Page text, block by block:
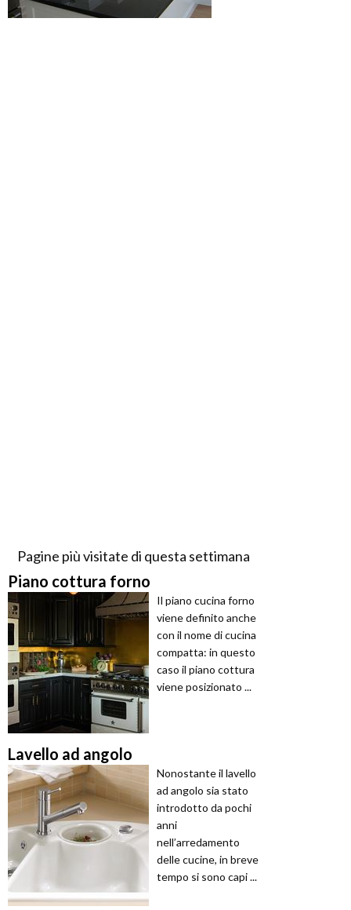
Pagine più visitate di questa settimana
Piano cottura forno
Il piano cucina forno
viene definito anche
con il nome di cucina
compatta: in questo
caso il piano cottura
viene posizionato ...
Lavello ad angolo
Nonostante il lavello
ad angolo sia stato
introdotto da pochi
anni
nell’arredamento
delle cucine, in breve
tempo si sono capi ...